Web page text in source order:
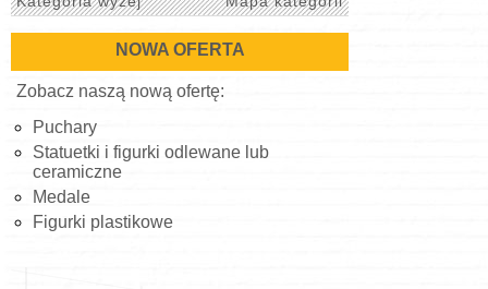
NOWA OFERTA
Zobacz naszą nową ofertę:
Puchary
Statuetki i figurki odlewane lub
ceramiczne
Medale
Figurki plastikowe